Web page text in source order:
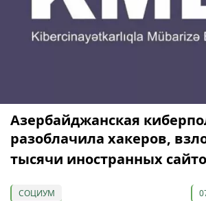
Азербайджанская
разоблачила хакеров,
тысячи иностранных
СОЦИУМ